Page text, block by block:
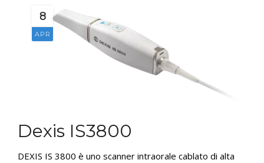
NEWS
8
APR
Dexis IS3800
DEXIS IS 3800 è uno scanner intraorale cablato di alta